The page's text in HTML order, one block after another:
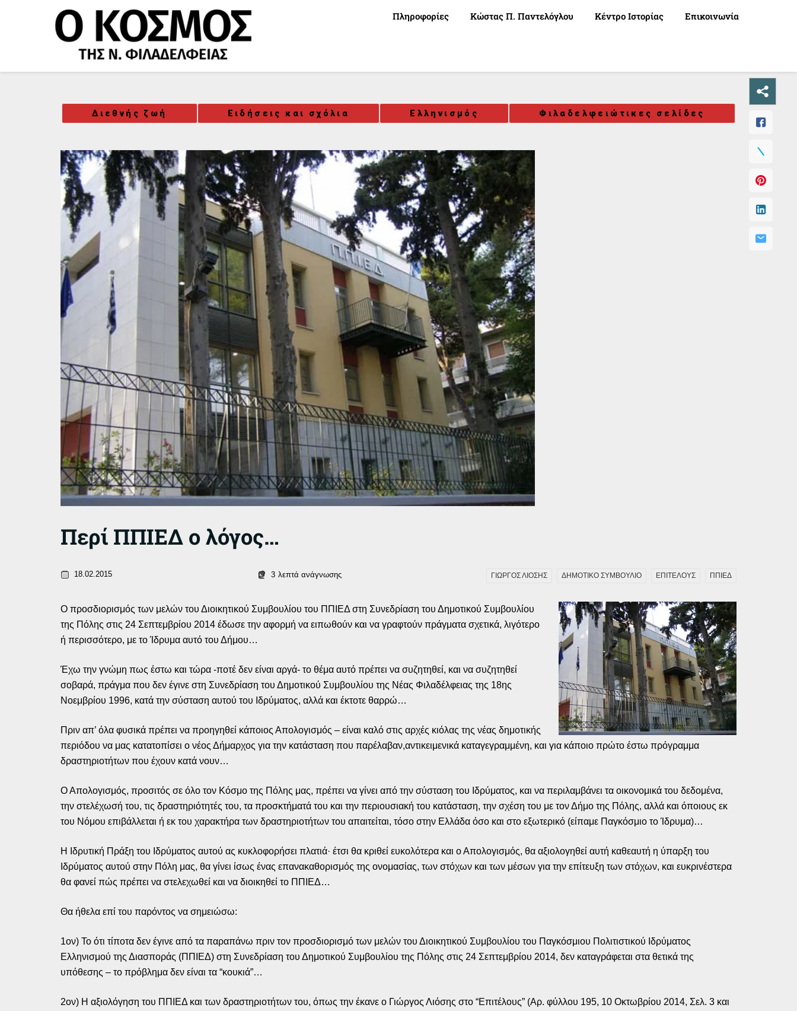
Πληροφορίες Κώστας Π. Παντελόγλου Κέντρο Ιστορίας Επικοινωνία
Διεθνής ζωή Ειδήσεις και σχόλια Ελληνισμός Φιλαδελφειώτικες σελίδες
Περί ΠΠΙΕΔ ο λόγος…
18.02.2015 3 λεπτά ανάγνωσης ΓΙΩΡΓΟΣ ΛΙΟΣΗΣ ΔΗΜΟΤΙΚΟ ΣΥΜΒΟΥΛΙΟ ΕΠΙΤΕΛΟΥΣ ΠΠΙΕΔ
Ο προσδιορισμός των μελών του Διοικητικού Συμβουλίου του ΠΠΙΕΔ στη Συνεδρίαση του Δημοτικού Συμβουλίου
της Πόλης στις 24 Σεπτεμβρίου 2014 έδωσε την αφορμή να ειπωθούν και να γραφτούν πράγματα σχετικά, λιγότερο
ή περισσότερο, με το Ίδρυμα αυτό του Δήμου…
Έχω την γνώμη πως έστω και τώρα -ποτέ δεν είναι αργά- το θέμα αυτό πρέπει να συζητηθεί, και να συζητηθεί
σοβαρά, πράγμα που δεν έγινε στη Συνεδρίαση του Δημοτικού Συμβουλίου της Νέας Φιλαδέλφειας της 18ης
Νοεμβρίου 1996, κατά την σύσταση αυτού του Ιδρύματος, αλλά και έκτοτε θαρρώ…
Πριν απ’ όλα φυσικά πρέπει να προηγηθεί κάποιος Απολογισμός – είναι καλό στις αρχές κιόλας της νέας δημοτικής
περιόδου να μας κατατοπίσει ο νέος Δήμαρχος για την κατάσταση που παρέλαβαν,αντικειμενικά καταγεγραμμένη, και για κάποιο πρώτο έστω πρόγραμμα
δραστηριοτήτων που έχουν κατά νουν…
Ο Απολογισμός, προσιτός σε όλο τον Κόσμο της Πόλης μας, πρέπει να γίνει από την σύσταση του Ιδρύματος, και να περιλαμβάνει τα οικονομικά του δεδομένα,
την στελέχωσή του, τις δραστηριότητές του, τα προσκτήματά του και την περιουσιακή του κατάσταση, την σχέση του με τον Δήμο της Πόλης, αλλά και όποιους εκ
του Νόμου επιβάλλεται ή εκ του χαρακτήρα των δραστηριοτήτων του απαιτείται, τόσο στην Ελλάδα όσο και στο εξωτερικό (είπαμε Παγκόσμιο το Ίδρυμα)…
Η Ιδρυτική Πράξη του Ιδρύματος αυτού ας κυκλοφορήσει πλατιά· έτσι θα κριθεί ευκολότερα και ο Απολογισμός, θα αξιολογηθεί αυτή καθεαυτή η ύπαρξη του
Ιδρύματος αυτού στην Πόλη μας, θα γίνει ίσως ένας επανακαθορισμός της ονομασίας, των στόχων και των μέσων για την επίτευξη των στόχων, και ευκρινέστερα
θα φανεί πώς πρέπει να στελεχωθεί και να διοικηθεί το ΠΠΙΕΔ…
Θα ήθελα επί του παρόντος να σημειώσω:
1ον) Το ότι τίποτα δεν έγινε από τα παραπάνω πριν τον προσδιορισμό των μελών του Διοικητικού Συμβουλίου του Παγκόσμιου Πολιτιστικού Ιδρύματος
Ελληνισμού της Διασποράς (ΠΠΙΕΔ) στη Συνεδρίαση του Δημοτικού Συμβουλίου της Πόλης στις 24 Σεπτεμβρίου 2014, δεν καταγράφεται στα θετικά της
υπόθεσης – το πρόβλημα δεν είναι τα “κουκιά”…
2ον) Η αξιολόγηση του ΠΠΙΕΔ και των δραστηριοτήτων του, όπως την έκανε ο Γιώργος Λιόσης στο “Επιτέλους” (Αρ. φύλλου 195, 10 Οκτωβρίου 2014, Σελ. 3 και